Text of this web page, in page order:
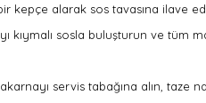
kepçe alarak sos tavasına ilave
kıymalı sosla buluşturun ve tüm
servis tabağına alın,